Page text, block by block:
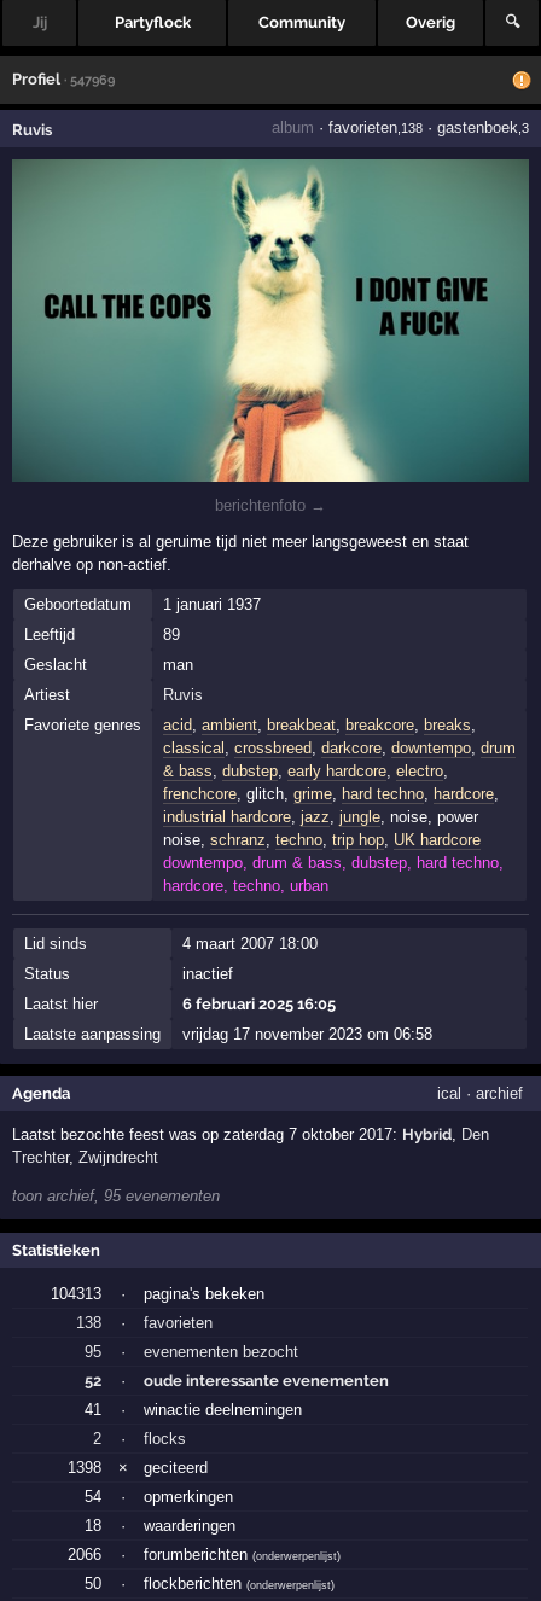
Jij Partyflock Community Overig 🔍
Profiel · 547969
Ruvis album · favorieten,138· gastenboek ,3
berichtenfoto →
Deze gebruiker is al geruime tijd niet meer langsgeweest en staat
derhalve op non-actief.
Geboortedatum
1 januari 1937
Leeftijd
89
Geslacht
man
Artiest
Ruvis
Favoriete genres
acid ambient, breakbeat, breakcore, breaks
classical
crossbreed darkcore, downtempo, drum
& bass dubstep, early hardcore, electro,
frenchcore, glitch, grime, hard techno, hardcore,
industrial hardcore, jazz jungle, noise, power
noise, schranz techno, trip hop, UK hardcore
downtempo, drum & bass, dubstep, hard techno,
hardcore, techno, urban
Lid sinds
4 maart 2007 18:00
Status
inactief
Laatst hier
6 februari 2025 16:05
Laatste aanpassing
vrijdag 17 november 2023 om 06:58
Agenda ical · archief
Laatst bezochte feest was op zaterdag 7 oktober 2017: Hybrid, Den
Trechter,Zwijndrecht
toon archief, 95 evenementen
Statistieken
104313 ·
pagina's bekeken
138
·
favorieten
95
·
evenementen bezocht
52
·
oude interessante evenementen
41
·
winactie deelnemingen
2
·
flocks
1398
×
geciteerd
54
·
opmerkingen
18
·
waarderingen
2066
· forumberichten(onderwerpenlijst)
50 · flockberichten(onderwerpenlijst)